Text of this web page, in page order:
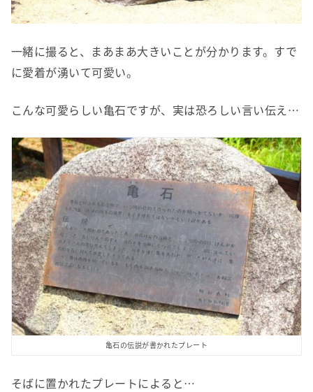
一緒に撮ると、まあまあ大きいことが分かります。すで
に愛着が湧いて可愛い。
こんな可愛らしい亀石ですが、実は恐ろしい言い伝え…
亀石の伝説が書かれたプレート
そばに置かれたプレートによると…